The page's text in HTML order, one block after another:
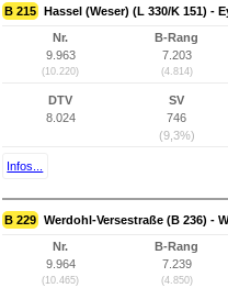
B 215 Hassel (Weser) (L 330/K 151) -
Nr.
9.963
(10.220)
B-Rang
7.203
(4.814)
DTV
8.024
SV
746
(9,3%)
Infos...
B 229 Werdohl-Versestraße (B 236) -
Nr.
9.964
(10.465)
B-Rang
7.239
(4.850)